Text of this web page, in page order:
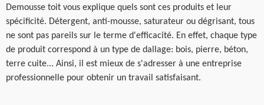
Demousse toit vous explique quels sont ces produits et leur
spécificité. Détergent, anti-mousse, saturateur ou dégrisant, tous
ne sont pas pareils sur le terme d'efficacité. En effet, chaque type
de produit correspond à un type de dallage: bois, pierre, béton,
terre cuite... Ainsi, il est mieux de s'adresser à une entreprise
professionnelle pour obtenir un travail satisfaisant.